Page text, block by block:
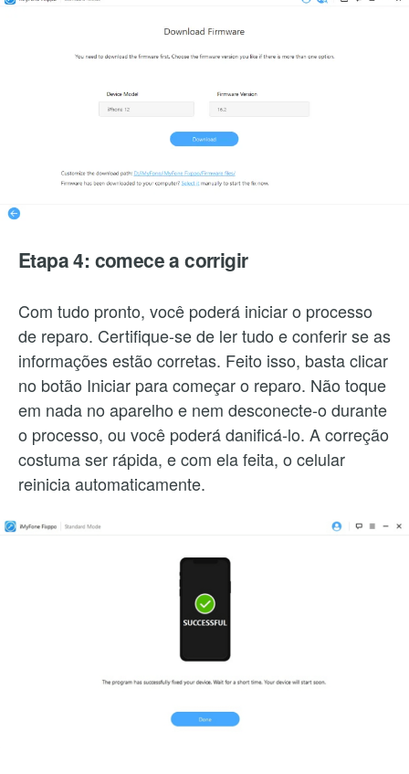
Etapa 4: comece a corrigir
Com tudo pronto, você poderá iniciar o processo
de reparo. Certifique-se de ler tudo e conferir se as
informações estão corretas. Feito isso, basta clicar
no botão Iniciar para começar o reparo. Não toque
em nada no aparelho e nem desconecte-o durante
o processo, ou você poderá danificá-lo. A correção
costuma ser rápida, e com ela feita, o celular
reinicia automaticamente.